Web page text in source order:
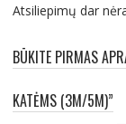
Atsiliepimų dar
BŪKITE PIRMAS
KATĖMS (3M/5M)”